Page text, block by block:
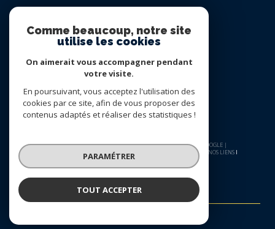
© 2026 | TOUS DROITS RÉSERVÉS | TRADUCTION POWERED BY GOOGLE |
NOS HONORAIRES
PLAN DU SITE MENTIONS LÉGALES ADMIN
NOS LIENS
POLITIQUE RGPD
Comme beaucoup, notre site
utilise les cookies
On aimerait vous accompagner pendant
votre visite.
En poursuivant, vous acceptez l'utilisation des
cookies par ce site, afin de vous proposer des
contenus adaptés et réaliser des statistiques !
PARAMÉTRER
TOUT ACCEPTER